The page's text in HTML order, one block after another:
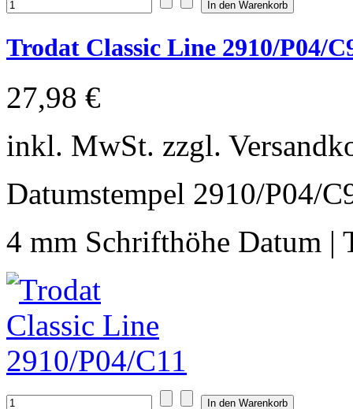
Trodat Classic Line 2910/P04/
27,98 €
inkl. MwSt. zzgl.
Datumstempel 2910/P04/
4 mm Schrifthöhe Datum |